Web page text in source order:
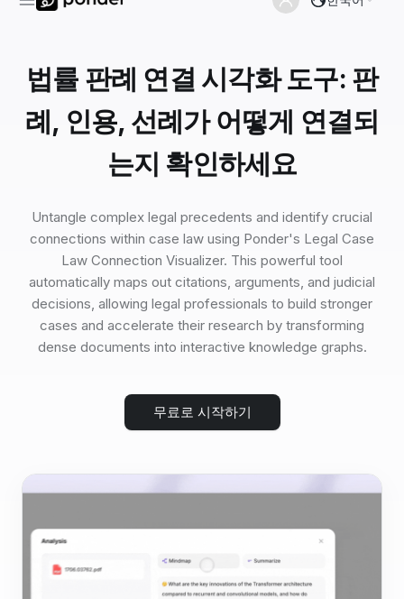
법률 판례 연결 시각화 도구: 판
례, 인용, 선례가 어떻게 연결되
는지 확인하세요
Untangle complex legal precedents and identify crucial
connections within case law using Ponder's Legal Case
Law Connection Visualizer. This powerful tool
automatically maps out citations, arguments, and judicial
decisions, allowing legal professionals to build stronger
cases and accelerate their research by transforming
dense documents into interactive knowledge graphs.
무료로 시작하기